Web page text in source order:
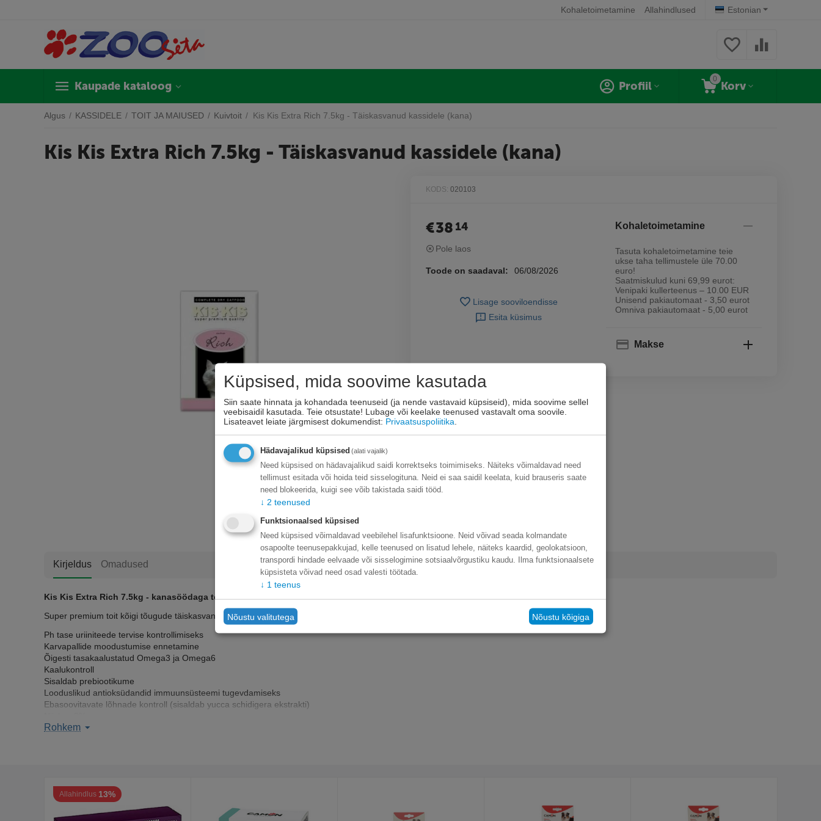
Estonian
Kohaletoimetamine Allahindlused
Kaupade kataloog
0
Korv
Profiil
Algus / KASSIDELE / TOIT JA MAIUSED / Kuivtoit / Kis Kis Extra Rich 7.5kg - Täiskasvanud kassidele (kana)
Kis Kis Extra Rich 7.5kg - Täiskasvanud kassidele (kana)
KODS: 020103
€38 14
Pole laos
Toode on saadaval: 06/08/2026
Lisage sooviloendisse
Esita küsimus
Kohaletoimetamine
Tasuta kohaletoimetamine teie
ukse taha tellimustele üle 70.00
euro!
Saatmiskulud kuni 69,99 eurot:
Venipaki kullerteenus – 10.00 EUR
Unisend pakiautomaat - 3,50 eurot
Omniva pakiautomaat - 5,00 eurot
Makse
Kirjeldus Omadused
Kis Kis Extra Rich 7.5kg - kanasöödaga toit, sobib kõigi tõugude täiskasvanud kassidele.
Super premium toit kõigi tõugude täiskasvanud kassidele, aretuseks kasutatavatele kassidele.
Ph tase uriiniteede tervise kontrollimiseks
Karvapallide moodustumise ennetamine
Õigesti tasakaalustatud Omega3 ja Omega6
Kaalukontroll
Sisaldab prebiootikume
Looduslikud antioksüdandid immuunsüsteemi tugevdamiseks
Ebasoovitavate lõhnade kontroll (sisaldab yucca schidigera ekstrakti)
Koostisosad:
Rohkem
Allahindlus 13%
Küpsised, mida soovime kasutada
Siin saate hinnata ja kohandada teenuseid (ja nende vastavaid küpsiseid), mida soovime sellel
veebisaidil kasutada. Teie otsustate! Lubage või keelake teenused vastavalt oma soovile.
Lisateavet leiate järgmisest dokumendist: Privaatsuspoliitika
Hädavajalikud küpsised (alati vajalik)
Need küpsised on hädavajalikud saidi korrektseks toimimiseks. Näiteks võimaldavad need
tellimust esitada või hoida teid sisselogituna. Neid ei saa saidil keelata, kuid brauseris saate
need blokeerida, kuigi see võib takistada saidi tööd.
↓ 2 teenused
Funktsionaalsed küpsised
Need küpsised võimaldavad veebilehel lisafunktsioone. Neid võivad seada kolmandate
osapoolte teenusepakkujad, kelle teenused on lisatud lehele, näiteks kaardid, geolokatsioon,
transpordi hindade eelvaade või sisselogimine sotsiaalvõrgustiku kaudu. Ilma funktsionaalsete
küpsisteta võivad need osad valesti töötada.
↓ 1 teenus
Nõustu valitutega Nõustu kõigiga